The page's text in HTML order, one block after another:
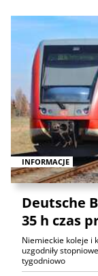
INFORMACJE
Deutsche
35 h czas
Niemieckie koleje i
uzgodniły
tygodniowo